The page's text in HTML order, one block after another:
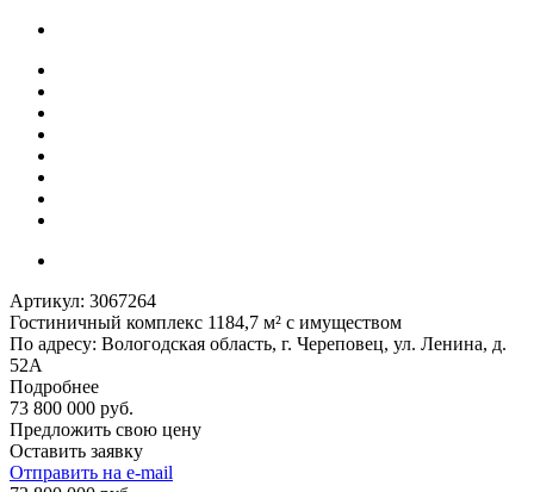
Артикул: 3067264
Гостиничный комплекс 1184,7 м² с имуществом
По адресу: Вологодская область, г. Череповец, ул. Ленина, д.
52А
Подробнее
73 800 000 руб.
Предложить свою цену
Оставить заявку
Отправить на e-mail